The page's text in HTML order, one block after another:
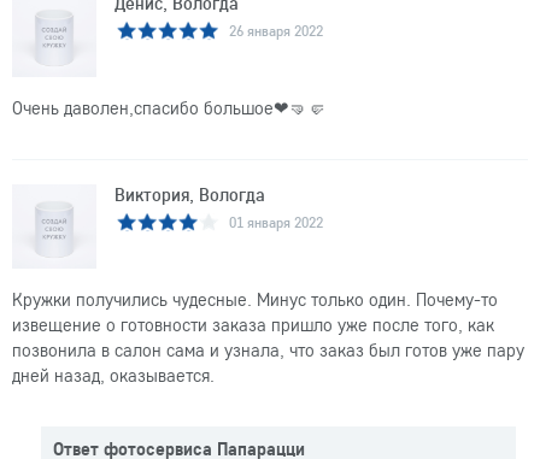
26 января 2022
Очень даволен,спасибо большое❤🤜🤛
Виктория, Вологда
01 января 2022
Кружки получились чудесные. Минус только один. Почему-то
извещение о готовности заказа пришло уже после того, как
позвонила в салон сама и узнала, что заказ был готов уже пару
дней назад, оказывается.
Ответ фотосервиса Папарацци